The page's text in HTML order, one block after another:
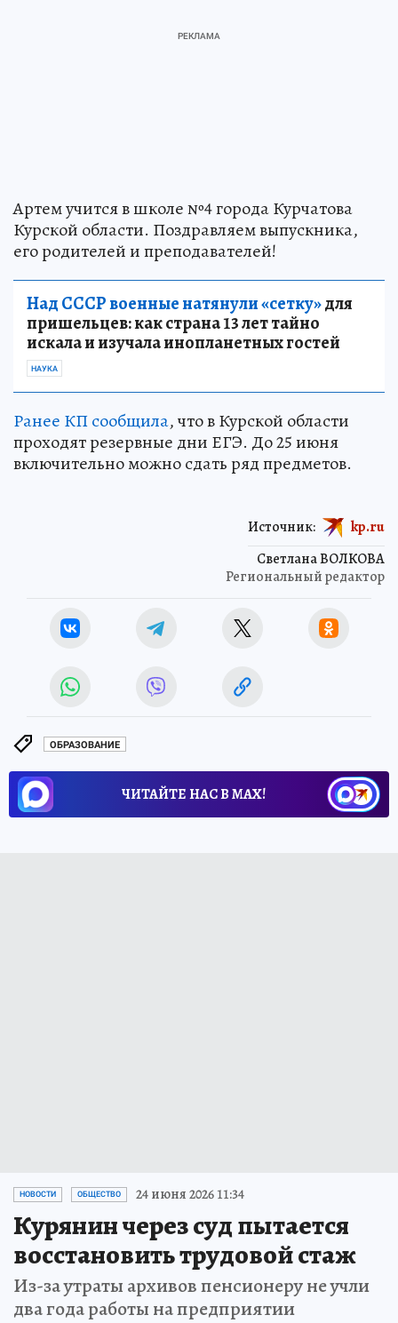
Артем учится в школе №4 города Курчатова
Курской области. Поздравляем выпускника,
его родителей и преподавателей!
Над СССР военные натянули «сетку»для
пришельцев: как страна 13 лет тайно
искала и изучала инопланетных гостей
НАУКА
Ранее КП сообщила, что в Курской области
проходят резервные дни ЕГЭ. До 25 июня
включительно можно сдать ряд предметов.
Светлана ВОЛКОВА
Региональный редактор
Источник: kp.ru
ОБРАЗОВАНИЕ
ЧИТАЙТЕ НАС В МАХ!
НОВОСТИ ОБЩЕСТВО 24 июня 2026 11:34
Курянин через суд пытается
восстановить трудовой стаж
Из-за утраты архивов пенсионеру не учли
два года работы на предприятии